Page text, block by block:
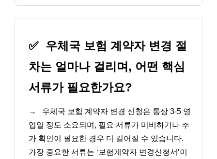
✅ 우체국 보험 계약자 변경 절
차는 얼마나 걸리며, 어떤 핵심
서류가 필요한가요?
→
우체국 보험 계약자 변경 신청은 통상 3-5 영
업일 정도 소요되며, 필요 서류가 미비하거나 추
가 확인이 필요한 경우 더 길어질 수 있습니다.
가장 중요한 서류는 ‘보험계약자 변경신청서’이